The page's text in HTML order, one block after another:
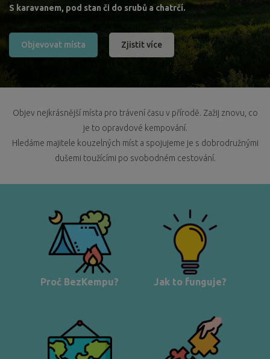
S karavanem, pod stan či do srubů a chatrčí.
Objevovat místa Zjistit více
Objev nejkrásnější místa pro trávení času v přírodě. Zažij znovu, co
je to opravdové kempování.
Hledáme majitele kouzelných míst a spojujeme je s dobrodružnými
dušemi toužícími po svobodném cestování.
Proč BezKempu? Jak to funguje?